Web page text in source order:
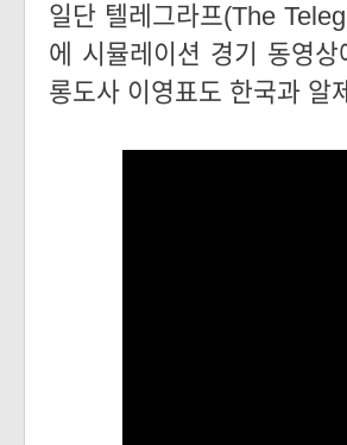
일단 텔레그라프(The
에 시뮬레이션 경기 동영
롱도사 이영표도 한국과